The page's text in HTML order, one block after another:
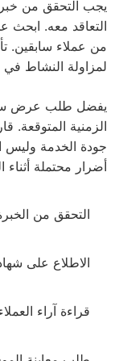
يجب التحقق من
التعاقد معه.
من عملاء سابقين.
لمزاولة النشاط في
يفضل طلب عرض
الزمنية
جودة الخدمة
أضرار محتملة أثناء
التحقق من
الاطلاع على
قراءة آراء